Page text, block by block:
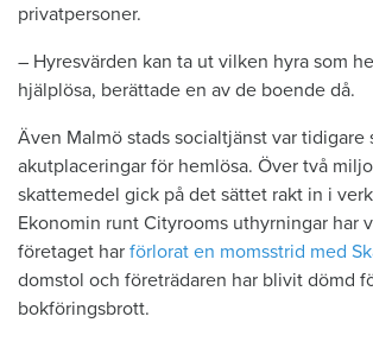
privatpersoner.
– Hyresvärden kan ta ut vilken hyra som
hjälplösa, berättade en av de boende då.
Även Malmö stads socialtjänst var tidigare
akutplaceringar för hemlösa. Över två
skattemedel gick på det sättet rakt in i
Ekonomin runt Cityrooms uthyrningar har
företaget har förlorat en momsstrid med
domstol och företrädaren har blivit dömd
bokföringsbrott.